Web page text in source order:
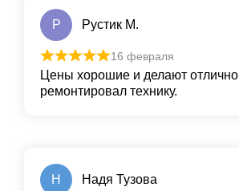
Р Рустик М.
16 февраля
Цены хорошие и делают отлично
ремонтировал технику.
Н Надя Тузова